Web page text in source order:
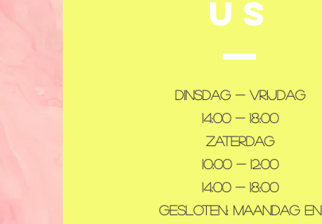
US
Dinsdag - Vrijdag
14:00 - 18:00
Zaterdag
10:00 - 12:00
14:00 - 18:00
Gesloten: maandag en